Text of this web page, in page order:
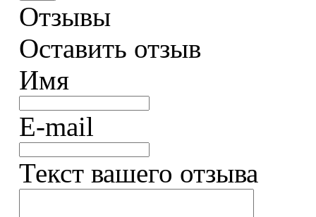
Отзывы
Оставить отзыв
Имя
E-mail
Текст вашего отзыва